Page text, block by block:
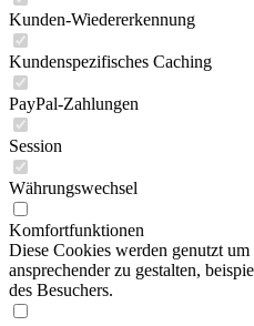
Kunden-Wiedererkennung
Kundenspezifisches Caching
PayPal-Zahlungen
Session
Währungswechsel
Komfortfunktionen
Diese Cookies werden genutzt
ansprechender zu gestalten,
des Besuchers.